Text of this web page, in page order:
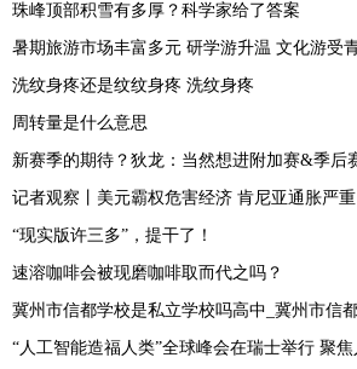
珠峰顶部积雪有多厚？科学家给了答案
暑期旅游市场丰富多元 研学游升温 文化游受
洗纹身疼还是纹纹身疼 洗纹身疼
周转量是什么意思
新赛季的期待？狄龙：当然想进附加赛&季后
记者观察丨美元霸权危害经济 肯尼亚通胀严重
“现实版许三多”，提干了！
速溶咖啡会被现磨咖啡取而代之吗？
冀州市信都学校是私立学校吗高中_冀州市信
“人工智能造福人类”全球峰会在瑞士举行 聚